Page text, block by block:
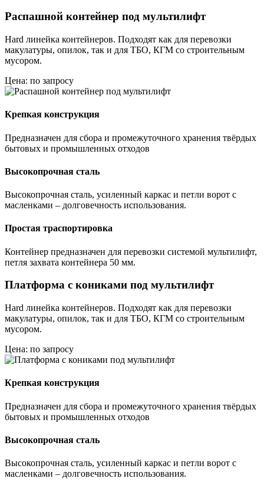
Распашной контейнер под мультилифт
Hard линейка контейнеров. Подходят как для перевозки
макулатуры, опилок, так и для ТБО, КГМ со строительным
мусором.
Цена: по запросу
Крепкая конструкция
Предназначен для сбора и промежуточного хранения твёрдых
бытовых и промышленных отходов
Высокопрочная сталь
Высокопрочная сталь, усиленный каркас и петли ворот с
масленками – долговечность использования.
Простая траспортировка
Контейнер предназначен для перевозки системой мультилифт,
петля захвата контейнера 50 мм.
Платформа с кониками под мультилифт
Hard линейка контейнеров. Подходят как для перевозки
макулатуры, опилок, так и для ТБО, КГМ со строительным
мусором.
Цена: по запросу
Крепкая конструкция
Предназначен для сбора и промежуточного хранения твёрдых
бытовых и промышленных отходов
Высокопрочная сталь
Высокопрочная сталь, усиленный каркас и петли ворот с
масленками – долговечность использования.